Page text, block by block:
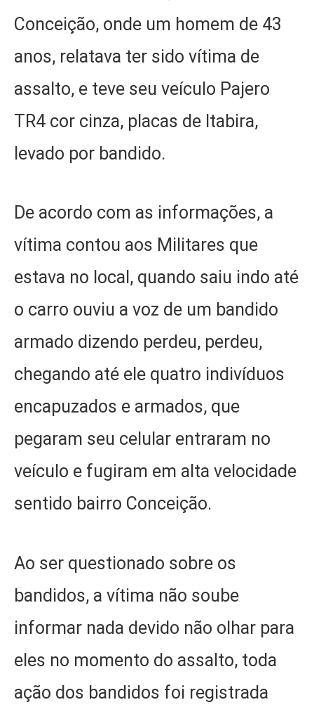
Conceição, onde um homem de 43
anos, relatava ter sido vítima de
assalto, e teve seu veículo Pajero
TR4 cor cinza, placas de Itabira,
levado por bandido.
De acordo com as informações, a
vítima contou aos Militares que
estava no local, quando saiu indo até
o carro ouviu a voz de um bandido
armado dizendo perdeu, perdeu,
chegando até ele quatro indivíduos
encapuzados e armados, que
pegaram seu celular entraram no
veículo e fugiram em alta velocidade
sentido bairro Conceição.
Ao ser questionado sobre os
bandidos, a vítima não soube
informar nada devido não olhar para
eles no momento do assalto, toda
ação dos bandidos foi registrada